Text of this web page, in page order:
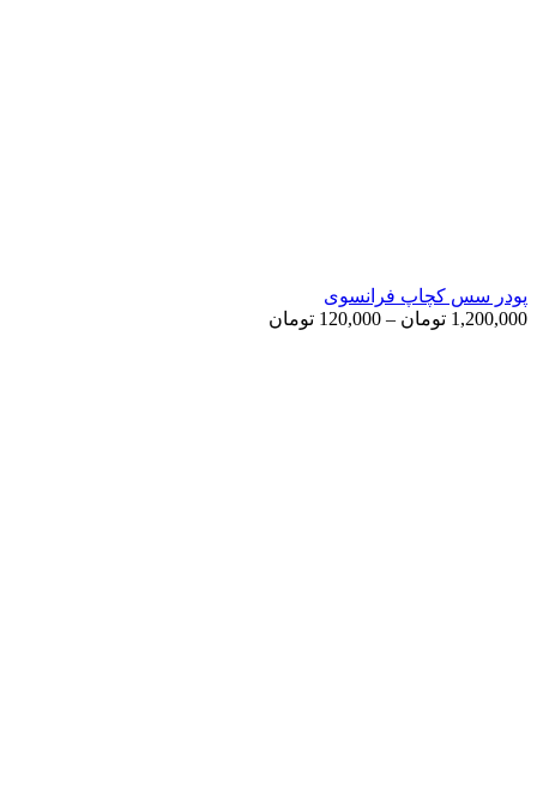
پودر سس کچاپ فرانسوی
1,200,000 تومان –
120,000 تومان